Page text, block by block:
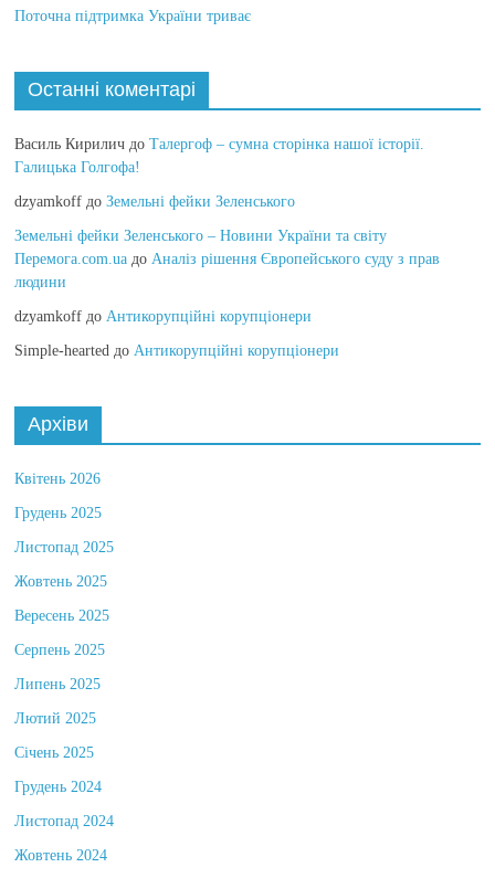
Поточна підтримка України триває
Останні коментарі
Василь Кирилич до Талергоф – сумна сторінка нашої історії.
Галицька Голгофа!
dzyamkoff доЗемельні фейки Зеленського
Земельні фейки Зеленського – Новини України та світу
Перемога.com.ua доАналіз рішення Європейського суду з прав
людини
dzyamkoff доАнтикорупційні корупціонери
Simple-hearted доАнтикорупційні корупціонери
Архіви
Квітень 2026
Грудень 2025
Листопад 2025
Жовтень 2025
Вересень 2025
Серпень 2025
Липень 2025
Лютий 2025
Січень 2025
Грудень 2024
Листопад 2024
Жовтень 2024